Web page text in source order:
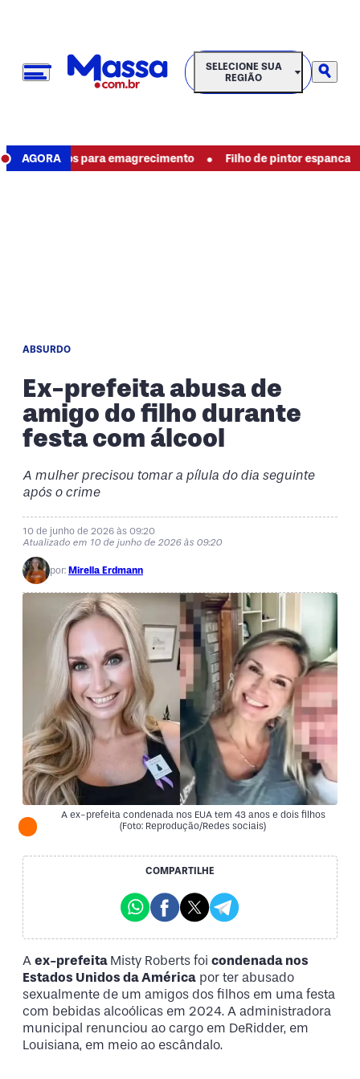
SELECIONE SUA REGIÃO
SELECIONE SUA
REGIÃO
AGORApara emagrecimento • Filho de pintor espancado até
ABSURDO
Ex-prefeita abusa de
amigo do filho durante
festa com álcool
A mulher precisou tomar a pílula do dia seguinte
após o crime
10 de junho de 2026 às 09:20
Atualizado em 10 de junho de 2026 às 09:20
por: Mirella Erdmann
A ex-prefeita condenada nos EUA tem 43 anos e dois filhos
(Foto: Reprodução/Redes sociais)
COMPARTILHE
A ex-prefeita Misty Roberts foi condenada nos
Estados Unidos da América por ter abusado
sexualmente de um amigos dos filhos em uma festa
com bebidas alcoólicas em 2024. A administradora
municipal renunciou ao cargo em DeRidder, em
Louisiana, em meio ao escândalo.